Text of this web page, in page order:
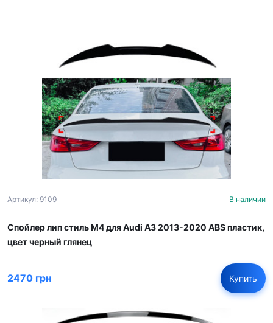
Артикул: 9109 В наличии
Спойлер лип стиль M4 для Audi A3 2013-2020 ABS пластик,
цвет черный глянец
2470 грн Купить